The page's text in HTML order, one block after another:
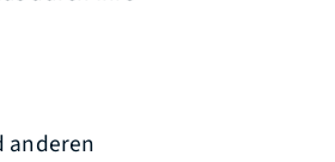
anderen